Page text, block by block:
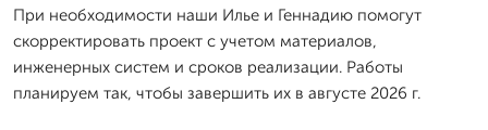
При необходимости наши Илье и Геннадию помогут
скорректировать проект с учетом материалов,
инженерных систем и сроков реализации. Работы
планируем так, чтобы завершить их в августе 2026 г.